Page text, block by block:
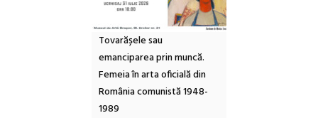
Tovarășele sau
emanciparea prin muncă.
Femeia în arta oficială din
România comunistă 1948-
1989